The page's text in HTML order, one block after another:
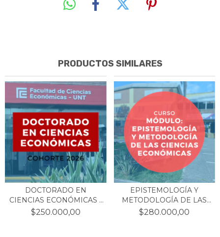
PRODUCTOS SIMILARES
DOCTORADO EN
CIENCIAS ECONÓMICAS -
COHOR...
$250.000,00
EPISTEMOLOGÍA Y
METODOLOGÍA DE LAS
CIENC...
$280.000,00